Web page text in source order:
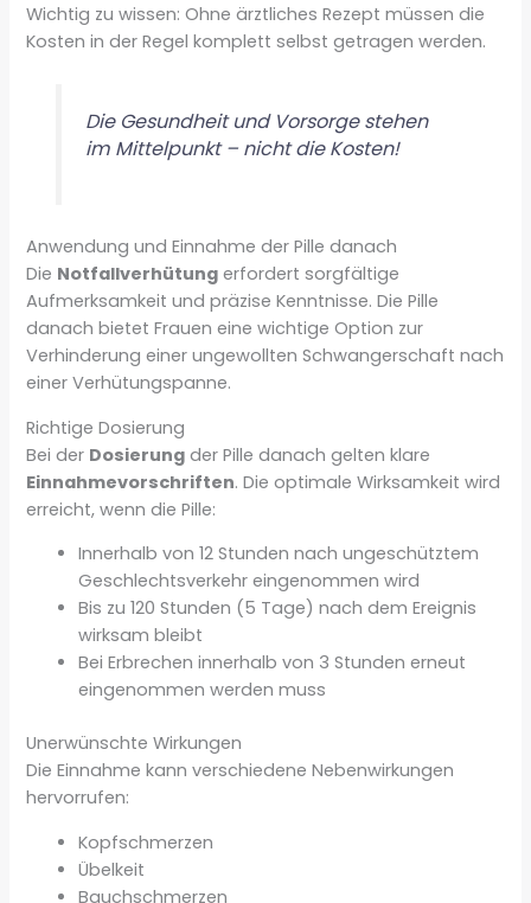
Wichtig zu wissen: Ohne ärztliches Rezept müssen die
Kosten in der Regel komplett selbst getragen werden.
Die Gesundheit und Vorsorge stehen
im Mittelpunkt – nicht die Kosten!
Anwendung und Einnahme der Pille danach
Die Notfallverhütung erfordert sorgfältige
Aufmerksamkeit und präzise Kenntnisse. Die Pille
danach bietet Frauen eine wichtige Option zur
Verhinderung einer ungewollten Schwangerschaft nach
einer Verhütungspanne.
Richtige Dosierung
Bei der Dosierung der Pille danach gelten klare
Einnahmevorschriften. Die optimale Wirksamkeit wird
erreicht, wenn die Pille:
Innerhalb von 12 Stunden nach ungeschütztem
Geschlechtsverkehr eingenommen wird
Bis zu 120 Stunden (5 Tage) nach dem Ereignis
wirksam bleibt
Bei Erbrechen innerhalb von 3 Stunden erneut
eingenommen werden muss
Unerwünschte Wirkungen
Die Einnahme kann verschiedene Nebenwirkungen
hervorrufen:
Kopfschmerzen
Übelkeit
Bauchschmerzen